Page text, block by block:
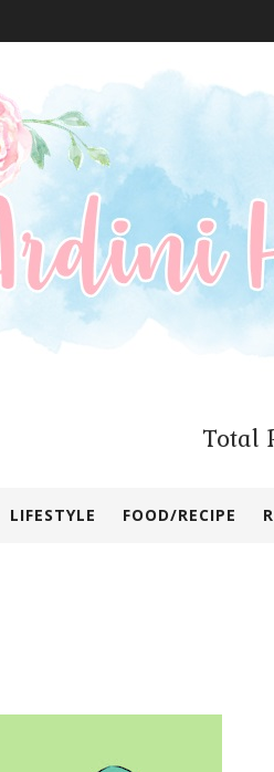
Total
LIFESTYLE FOOD/RECIPE